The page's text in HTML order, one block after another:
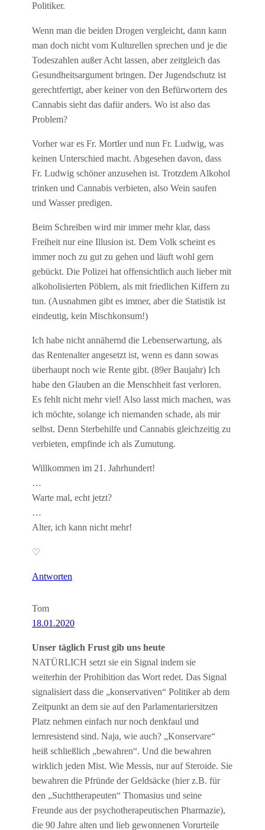
Politiker.
Wenn man die beiden Drogen vergleicht, dann kann
man doch nicht vom Kulturellen sprechen und je die
Todeszahlen außer Acht lassen, aber zeitgleich das
Gesundheitsargument bringen. Der Jugendschutz ist
gerechtfertigt, aber keiner von den Befürwortern des
Cannabis sieht das dafür anders. Wo ist also das
Problem?
Vorher war es Fr. Mortler und nun Fr. Ludwig, was
keinen Unterschied macht. Abgesehen davon, dass
Fr. Ludwig schöner anzusehen ist. Trotzdem Alkohol
trinken und Cannabis verbieten, also Wein saufen
und Wasser predigen.
Beim Schreiben wird mir immer mehr klar, dass
Freiheit nur eine Illusion ist. Dem Volk scheint es
immer noch zu gut zu gehen und läuft wohl gern
gebückt. Die Polizei hat offensichtlich auch lieber mit
alkoholisierten Pöblern, als mit friedlichen Kiffern zu
tun. (Ausnahmen gibt es immer, aber die Statistik ist
eindeutig, kein Mischkonsum!)
Ich habe nicht annähernd die Lebenserwartung, als
das Rentenalter angesetzt ist, wenn es dann sowas
überhaupt noch wie Rente gibt. (89er Baujahr) Ich
habe den Glauben an die Menschheit fast verloren.
Es fehlt nicht mehr viel! Also lasst mich machen, was
ich möchte, solange ich niemanden schade, als mir
selbst. Denn Sterbehilfe und Cannabis gleichzeitig zu
verbieten, empfinde ich als Zumutung.
Willkommen im 21. Jahrhundert!
…
Warte mal, echt jetzt?
…
Alter, ich kann nicht mehr!
♡
Antworten
Tom
18.01.2020
Unser täglich Frust gib uns heute
NATÜRLICH setzt sie ein Signal indem sie
weiterhin der Prohibition das Wort redet. Das Signal
signalisiert dass die „konservativen“ Politiker ab dem
Zeitpunkt an dem sie auf den Parlamentariersitzen
Platz nehmen einfach nur noch denkfaul und
lernresistend sind. Naja, wie auch? „Konservare“
heiß schließlich „bewahren“. Und die bewahren
wirklich jeden Mist. Wie Messis, nur auf Steroide. Sie
bewahren die Pfründe der Geldsäcke (hier z.B. für
den „Suchttherapeuten“ Thomasius und seine
Freunde aus der psychotherapeutischen Pharmazie),
die 90 Jahre alten und lieb gewonnenen Vorurteile